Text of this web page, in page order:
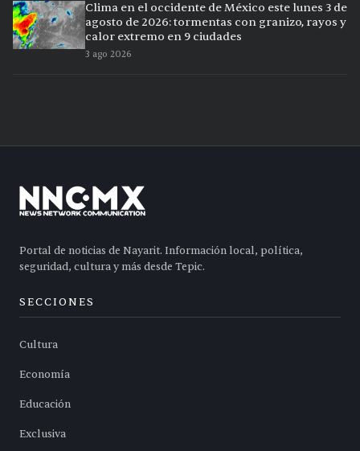
Clima en el occidente de México este lunes 3 de
agosto de 2026: tormentas con granizo, rayos y
calor extremo en 9 ciudades
3 ago 2026
Portal de noticias de Nayarit. Información local, política,
seguridad, cultura y más desde Tepic.
SECCIONES
Cultura
Economía
Educación
Exclusiva